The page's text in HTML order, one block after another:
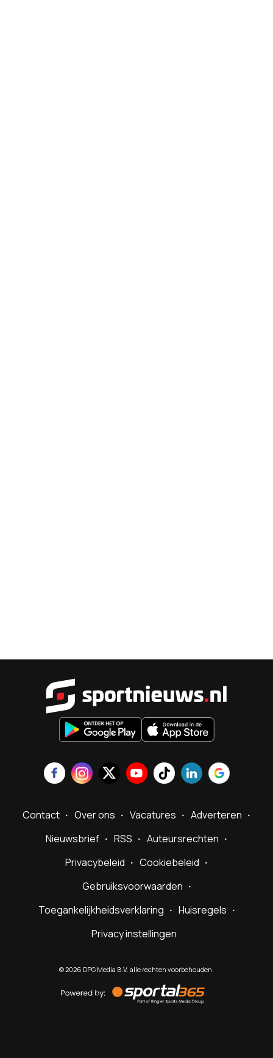
Contact Over ons Vacatures
Adverteren
Nieuwsbrief
RSS
Auteursrechten
Privacybeleid
Cookiebeleid
Gebruiksvoorwaarden
Toegankelijkheidsverklaring
Huisregels
Privacy instellingen
©2026 DPG Media B.V. alle rechten voorbehouden.
by
Sportal365